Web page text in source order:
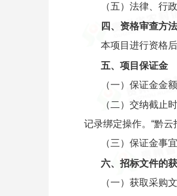
（五）法律、行
四、资格审查方法
本项目进行资格
五、项目保证金
（一）保证金金
（二）交纳截止
记录绑定操作。“黔
（三）保证金事
六、招标文件的
（一）获取采购